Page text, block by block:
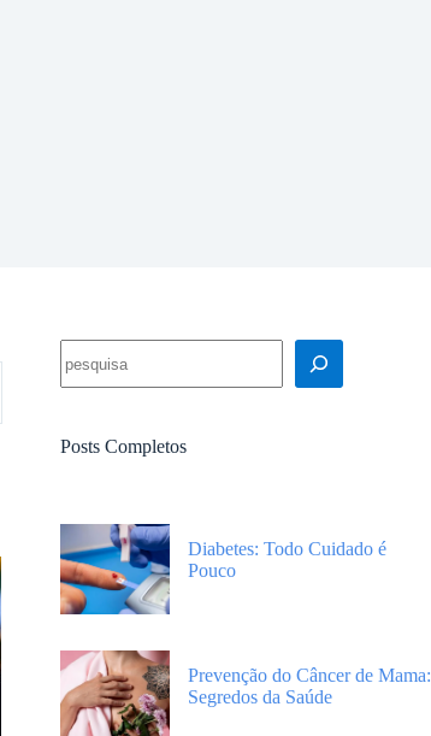
Posts Completos
Diabetes: Todo Cuidado é
Pouco
Prevenção do Câncer de Mama:
Segredos da Saúde